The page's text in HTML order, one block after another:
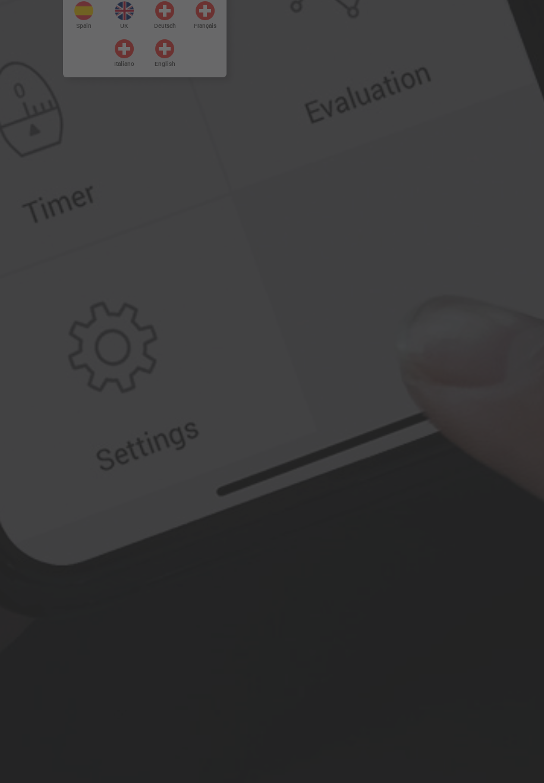
Spain UK Deutsch Français
Italiano English